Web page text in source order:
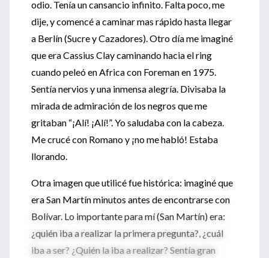
odio. Tenía un cansancio infinito. Falta poco, me
dije, y comencé a caminar mas rápido hasta llegar
a Berlín (Sucre y Cazadores). Otro día me imaginé
que era Cassius Clay caminando hacia el ring
cuando peleó en Africa con Foreman en 1975.
Sentía nervios y una inmensa alegría. Divisaba la
mirada de admiración de los negros que me
gritaban “¡Alí! ¡Alí!”. Yo saludaba con la cabeza.
Me crucé con Romano y ¡no me habló! Estaba
llorando.
Otra imagen que utilicé fue histórica: imaginé que
era San Martín minutos antes de encontrarse con
Bolívar. Lo importante para mí (San Martín) era:
¿quién iba a realizar la primera pregunta?, ¿cuál
iba a ser? ¿Quién la iba a realizar? Sentía gran